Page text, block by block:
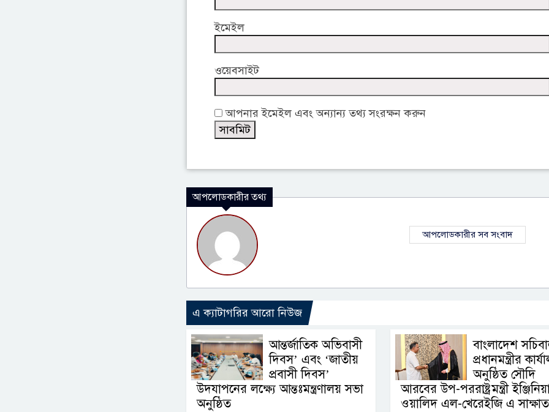
ইমেইল
ওয়েবসাইট
আপনার ইমেইল এবং অন্যান্য তথ্য সংরক্ষন করুন
আপলোডকারীর তথ্য
আপলোডকারীর সব সংবাদ
এ ক্যাটাগরির আরো নিউজ
আন্তর্জাতিক অভিবাসী
দিবস’ এবং ‘জাতীয়
প্রবাসী দিবস’
উদযাপনের লক্ষ্যে আন্তঃমন্ত্রণালয় সভা
অনুষ্ঠিত
বাংলাদেশ
প্রধানমন্ত্রীর
অনুষ্ঠিত সৌদি
আরবের উপ-পররাষ্ট্রমন্ত্রী
ওয়ালিদ এল-খেরেইজি এ সাক্ষাত